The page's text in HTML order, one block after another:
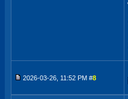
2026-03-26, 11:52 PM #8